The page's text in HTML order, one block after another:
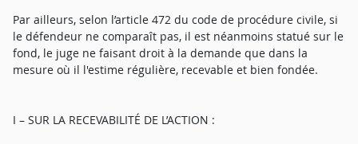
Par ailleurs, selon l’article 472 du code de procédure civile, si
le défendeur ne comparaît pas, il est néanmoins statué sur le
fond, le juge ne faisant droit à la demande que dans la
mesure où il l'estime régulière, recevable et bien fondée.
I – SUR LA RECEVABILITÉ DE L’ACTION :